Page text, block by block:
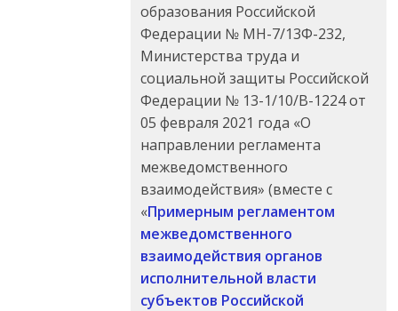
образования Российской
Федерации № МН-7/13Ф-232,
Министерства труда и
социальной защиты Российской
Федерации № 13-1/10/В-1224 от
05 февраля 2021 года «О
направлении регламента
межведомственного
взаимодействия» (вместе с
«Примерным регламентом
межведомственного
взаимодействия органов
исполнительной власти
субъектов Российской